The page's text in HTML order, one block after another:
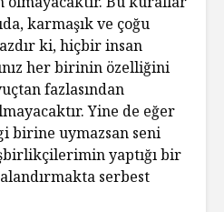
karmaşık ve çoğu
ki, hiçbir insan
her birinin özelliğini
fazlasından
Yine de eğer
birine uymazsan seni
yaptığı bir
serbest